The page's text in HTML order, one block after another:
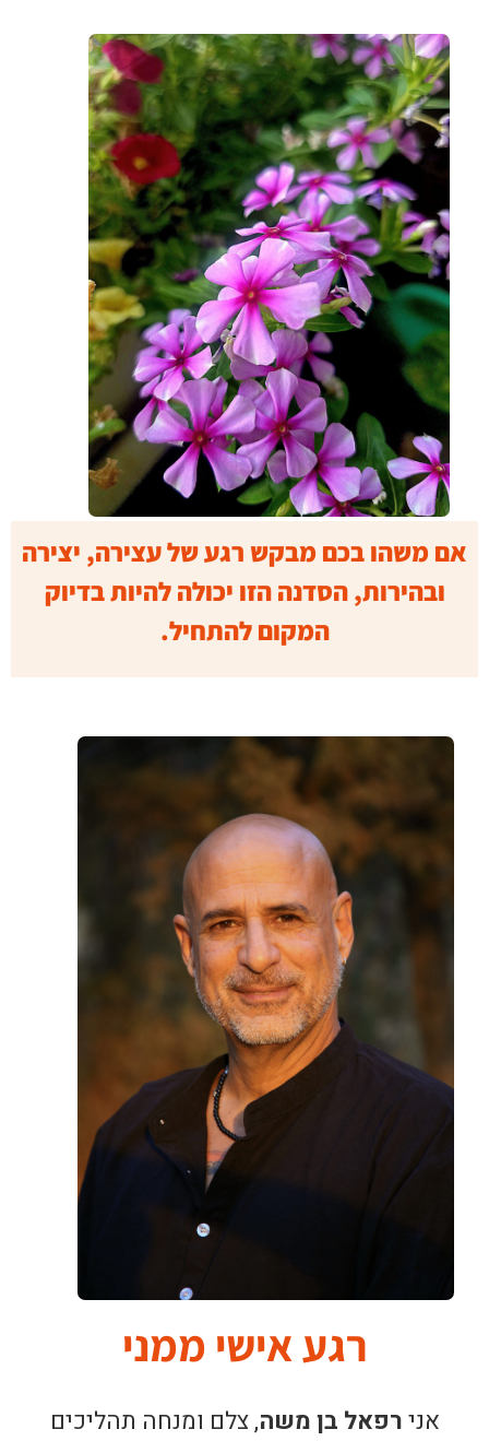
אם משהו בכם מבקש רגע של עצירה, יצירה
ובהירות, הסדנה הזו יכולה להיות בדיוק
המקום להתחיל.
רגע אישי ממני
אנירפאל בן משה, צלם ומנחה תהליכים